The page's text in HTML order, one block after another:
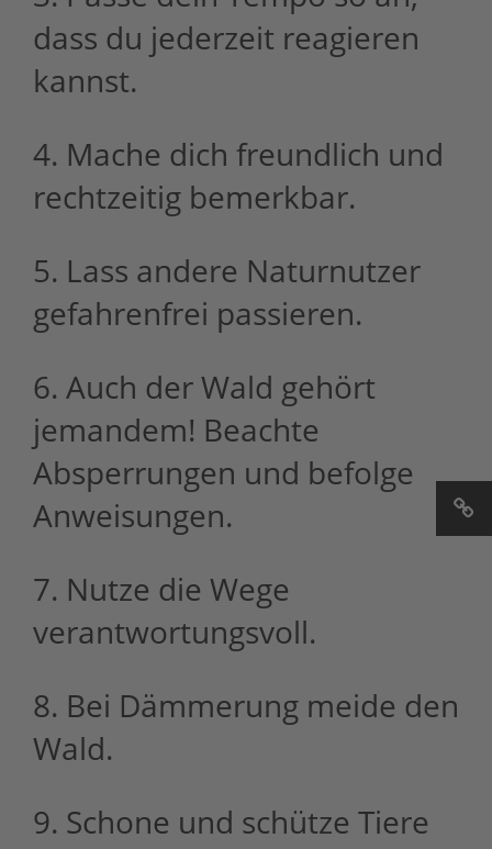
dass du jederzeit reagieren
kannst.
4. Mache dich freundlich und
rechtzeitig bemerkbar.
5. Lass andere Naturnutzer
gefahrenfrei passieren.
6. Auch der Wald gehört
jemandem! Beachte
Absperrungen und befolge
Anweisungen.
7. Nutze die Wege
verantwortungsvoll.
8. Bei Dämmerung meide den
Wald.
9. Schone und schütze Tiere